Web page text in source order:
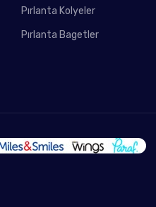
Pırlanta Kolyeler
Pırlanta Bagetler